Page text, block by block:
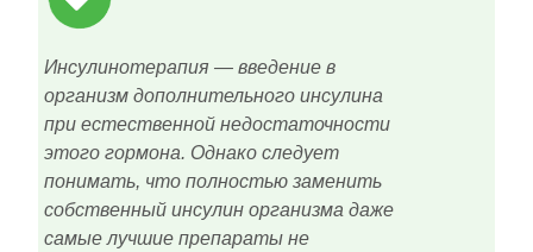
Инсулинотерапия — введение в
организм дополнительного инсулина
при естественной недостаточности
этого гормона. Однако следует
понимать, что полностью заменить
собственный инсулин организма даже
самые лучшие препараты не